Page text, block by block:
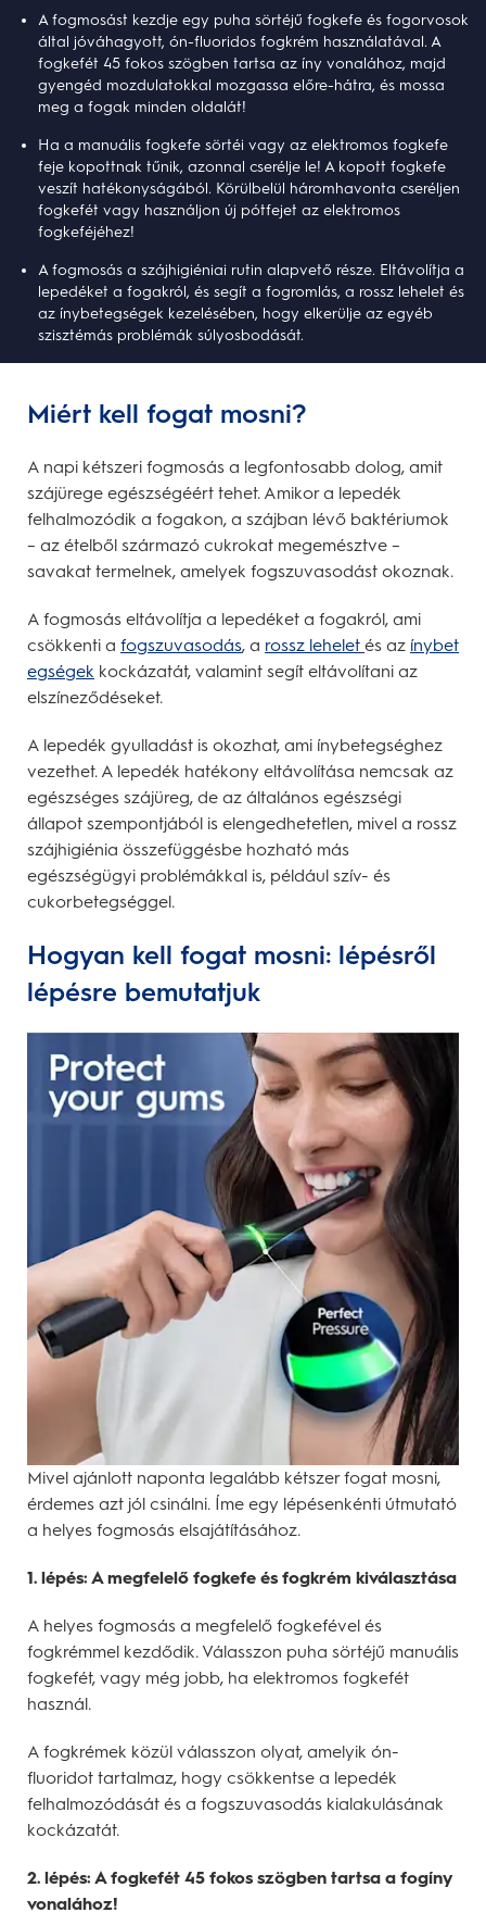
A fogmosást kezdje egy puha sörtéjű fogkefe és fogorvosok
által jóváhagyott, ón-fluoridos fogkrém használatával. A
fogkefét 45 fokos szögben tartsa az íny vonalához, majd
gyengéd mozdulatokkal mozgassa előre-hátra, és mossa
meg a fogak minden oldalát!
Ha a manuális fogkefe sörtéi vagy az elektromos fogkefe
feje kopottnak tűnik, azonnal cserélje le! A kopott fogkefe
veszít hatékonyságából. Körülbelül háromhavonta cseréljen
fogkefét vagy használjon új pótfejet az elektromos
fogkeféjéhez!
A fogmosás a szájhigiéniai rutin alapvető része. Eltávolítja a
lepedéket a fogakról, és segít a fogromlás, a rossz lehelet és
az ínybetegségek kezelésében, hogy elkerülje az egyéb
szisztémás problémák súlyosbodását.
Miért kell fogat mosni?
A napi kétszeri fogmosás a legfontosabb dolog, amit
szájürege egészségéért tehet. Amikor a lepedék
felhalmozódik a fogakon, a szájban lévő baktériumok
– az ételből származó cukrokat megemésztve –
savakat termelnek, amelyek fogszuvasodást okoznak.
A fogmosás eltávolítja a lepedéket a fogakról, ami
csökkenti a fogszuvasodás, a rossz lehelet és az ínybet
egségek kockázatát, valamint segít eltávolítani az
elszíneződéseket.
A lepedék gyulladást is okozhat, ami ínybetegséghez
vezethet. A lepedék hatékony eltávolítása nemcsak az
egészséges szájüreg, de az általános egészségi
állapot szempontjából is elengedhetetlen, mivel a rossz
szájhigiénia összefüggésbe hozható más
egészségügyi problémákkal is, például szív- és
cukorbetegséggel.
Hogyan kell fogat mosni: lépésről
lépésre bemutatjuk
Mivel ajánlott naponta legalább kétszer fogat mosni,
érdemes azt jól csinálni. Íme egy lépésenkénti útmutató
a helyes fogmosás elsajátításához.
1. lépés: A megfelelő fogkefe és fogkrém kiválasztása
A helyes fogmosás a megfelelő fogkefével és
fogkrémmel kezdődik. Válasszon puha sörtéjű manuális
fogkefét, vagy még jobb, ha elektromos fogkefét
használ.
A fogkrémek közül válasszon olyat, amelyik ón-
fluoridot tartalmaz, hogy csökkentse a lepedék
felhalmozódását és a fogszuvasodás kialakulásának
kockázatát.
2. lépés: A fogkefét 45 fokos szögben tartsa a fogíny
vonalához!